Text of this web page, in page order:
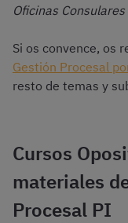
Oficinas
Si os convence, os
Gestión Procesal
resto de temas y
Cursos
materiales
Procesal PI